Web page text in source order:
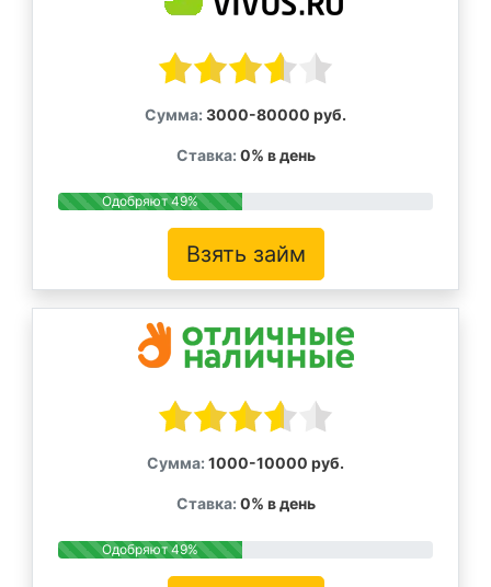
Сумма: 3000-80000 руб.
Ставка: 0% в день
Одобряют 49%
Взять займ
Сумма: 1000-10000 руб.
Ставка: 0% в день
Одобряют 49%